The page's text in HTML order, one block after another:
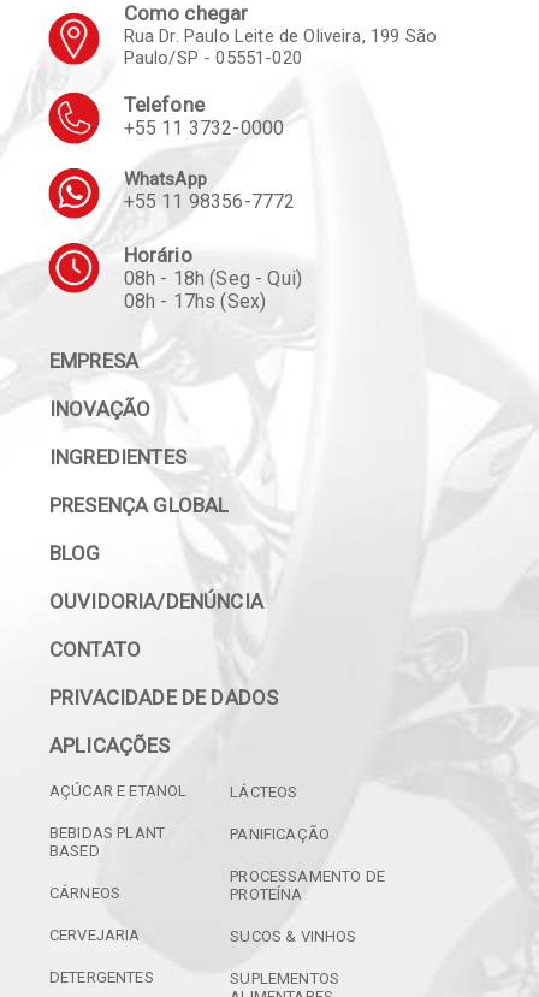
Como chegar
Rua Dr. Paulo Leite de Oliveira, 199 São
Paulo/SP - 05551-020
Telefone
+55 11 3732-0000
WhatsApp
+55 11 98356-7772
Horário
08h - 18h (Seg - Qui)
08h - 17hs (Sex)
EMPRESA
INOVAÇÃO
INGREDIENTES
PRESENÇA GLOBAL
BLOG
OUVIDORIA/DENÚNCIA
CONTATO
PRIVACIDADE DE DADOS
APLICAÇÕES
AÇÚCAR E ETANOL
BEBIDAS PLANT
BASED
CÁRNEOS
CERVEJARIA
DETERGENTES
LÁCTEOS
PANIFICAÇÃO
PROCESSAMENTO DE
PROTEÍNA
SUCOS & VINHOS
SUPLEMENTOS